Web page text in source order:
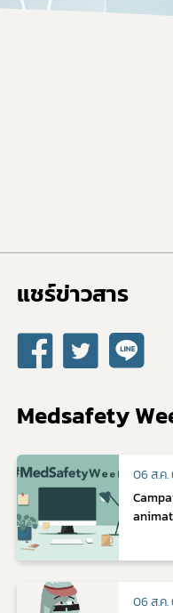
แชร์ข่าวสาร​
Medsafety
06 ส.ค.
06 ส.ค.